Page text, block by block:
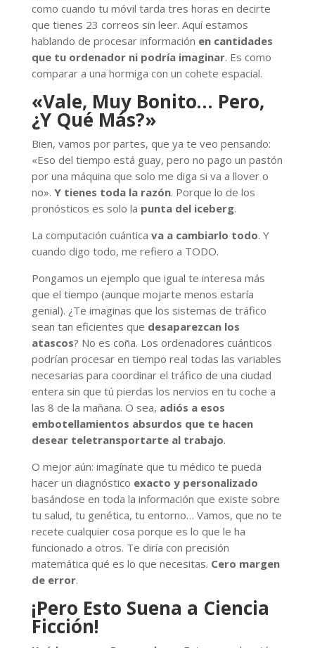
como cuando tu móvil tarda tres horas en decirte
que tienes 23 correos sin leer. Aquí estamos
hablando de procesar información en cantidades
que tu ordenador ni podría imaginar. Es como
comparar a una hormiga con un cohete espacial.
«Vale, Muy Bonito… Pero,
¿Y Qué Más?»
Bien, vamos por partes, que ya te veo pensando:
«Eso del tiempo está guay, pero no pago un pastón
por una máquina que solo me diga si va a llover o
no». Y tienes toda la razón. Porque lo de los
pronósticos es solo la punta del iceberg.
La computación cuántica va a cambiarlo todo. Y
cuando digo todo, me refiero a TODO.
Pongamos un ejemplo que igual te interesa más
que el tiempo (aunque mojarte menos estaría
genial). ¿Te imaginas que los sistemas de tráfico
sean tan eficientes que desaparezcan los
atascos? No es coña. Los ordenadores cuánticos
podrían procesar en tiempo real todas las variables
necesarias para coordinar el tráfico de una ciudad
entera sin que tú pierdas los nervios en tu coche a
las 8 de la mañana. O sea, adiós a esos
embotellamientos absurdos que te hacen
desear teletransportarte al trabajo.
O mejor aún: imagínate que tu médico te pueda
hacer un diagnóstico exacto y personalizado
basándose en toda la información que existe sobre
tu salud, tu genética, tu entorno… Vamos, que no te
recete cualquier cosa porque es lo que le ha
funcionado a otros. Te diría con precisión
matemática qué es lo que necesitas. Cero margen
de error.
¡Pero Esto Suena a Ciencia
Ficción!